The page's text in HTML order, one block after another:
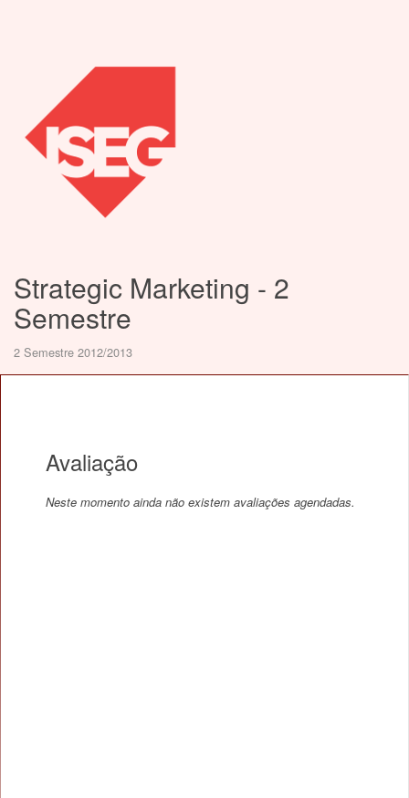
Strategic Marketing - 2
Semestre
2 Semestre 2012/2013
Avaliação
Neste momento ainda não existem avaliações agendadas.